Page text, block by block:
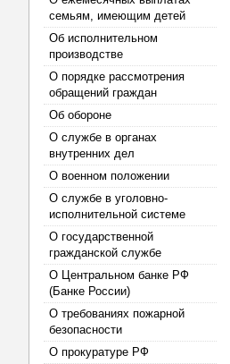
семьям, имеющим детей
Об исполнительном
производстве
О порядке рассмотрения
обращений граждан
Об обороне
О службе в органах
внутренних дел
О военном положении
О службе в уголовно-
исполнительной системе
О государственной
гражданской службе
О Центральном банке РФ
(Банке России)
О требованиях пожарной
безопасности
О прокуратуре РФ